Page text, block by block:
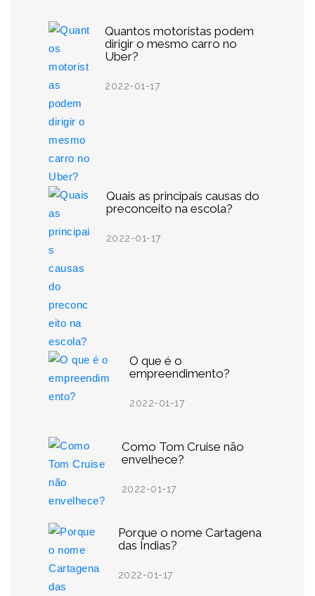
Quantos motoristas podem
dirigir o mesmo carro no
Uber?
2022-01-17
Quais as principais causas do
preconceito na escola?
2022-01-17
O que é o
empreendimento?
2022-01-17
Como Tom Cruise não
envelhece?
2022-01-17
Porque o nome Cartagena
das Índias?
2022-01-17